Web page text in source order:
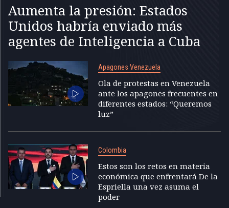
Aumenta la presión: Estados
Unidos habría enviado más
agentes de Inteligencia a Cuba
Apagones Venezuela
Ola de protestas en Venezuela
ante los apagones frecuentes en
diferentes estados: “Queremos
luz”
Colombia
Estos son los retos en materia
económica que enfrentará De la
Espriella una vez asuma el
poder